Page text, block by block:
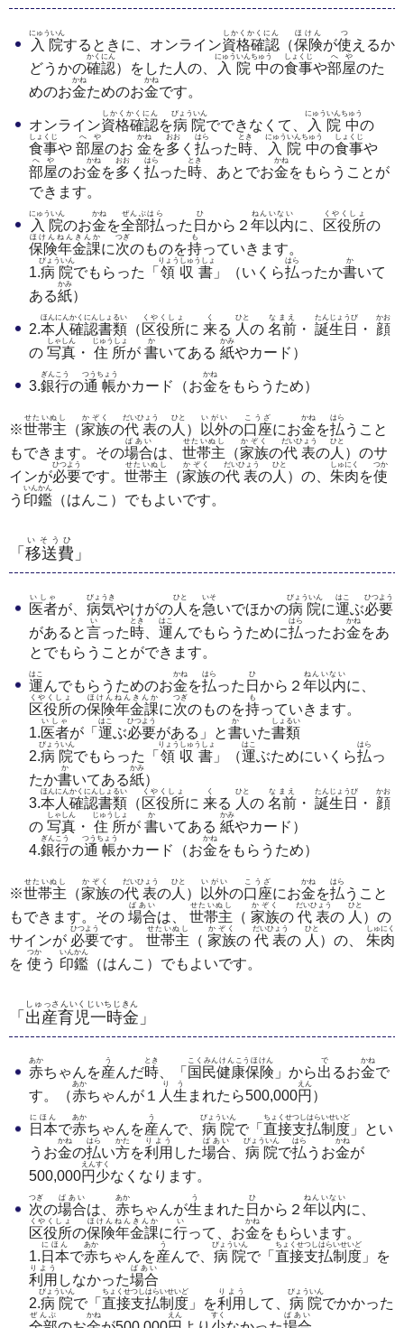
入院
にゅういん
するときに、オンライン資格確認
しかくかくにん
（保険
ほけん
が使
つ
えるか
どうかの確認
かくにん
）をした人の、 入院中
にゅういんちゅう
の食事
しょくじ
や部屋
へや
のた
めのお金
かね
ためのお金
かね
です。
オンライン資格確認
しかくかくにん
を病院
びょういん
でできなくて、 入院中
にゅういんちゅう
の
食事
しょくじ
や 部屋
へや
のお 金
かね
を多
おお
く 払
はら
った時
とき
入院中
にゅういんちゅう
の食事
しょくじ
や
部屋
へや
のお金
かね
を多
おお
く 払
はら
った時
とき
、あとでお金
かね
をもらうことが
できます。
入院
にゅういん
のお金
かね
を全部払
ぜんぶはら
った 日
ひ
から２ 年以内
ねんいない
に、 区役所
くやくしょ
の
保険年金課
ほけんねんきんか
に次
つぎ
のものを持
も
っていきます。
1.病院
びょういん
でもらった「 領収書
りょうしゅうしょ
」（いくら払
はら
ったか書
か
いて
ある紙
かみ
）
2.本人確認書類
ほんにんかくにんしょるい
（ 区役所
くやくしょ
に 来
く
る 人
ひと
の 名前
なまえ
・ 誕生日
たんじょうび
・ 顔
かお
の 写真
しゃしん
・ 住所
じゅうしょ
が 書
か
いてある 紙
かみ
やカード）
3.銀行
ぎんこう
の通帳
つうちょう
かカード（お金
かね
をもらうため）
※世帯主
せたいぬし
（家族
かぞく
の代表
だいひょう
の人
ひと
） 以外
いがい
の口座
こうざ
にお金
かね
を払
はら
うこと
もできます。その場合
ばあい
は、 世帯主
せたいぬし
（家族
かぞく
の代表
だいひょう
の人
ひと
）のサ
インが必要
ひつよう
です。 世帯主
せたいぬし
（家族
かぞく
の代表
だいひょう
の人
ひと
）の、 朱肉
しゅにく
を使
つか
う 印鑑
いんかん
（はんこ）でもよいです。
「 移送費
いそうひ
」
医者
いしゃ
が、 病気
びょうき
やけがの人
ひと
を急
いそ
いでほかの病院
びょういん
に運
はこ
ぶ必要
ひつよう
があると言
い
った時
とき
運
はこ
んでもらうために払
はら
ったお金
かね
をあ
とでもらうことができます。
運
はこ
んでもらうためのお金
かね
を払
はら
った 日
ひ
から２ 年以内
ねんいない
に、
区役所
くやくしょ
の保険年金課
ほけんねんきんか
に次
つぎ
のものを持
も
っていきます。
1.医者
いしゃ
が「 運
はこ
ぶ必要
ひつよう
がある」と書
か
いた書類
しょるい
2.病院
びょういん
でもらった「 領収書
りょうしゅうしょ
」（運
はこ
ぶためにいくら払
はら
っ
たか書
か
いてある紙
かみ
）
3.本人確認書類
ほんにんかくにんしょるい
（ 区役所
くやくしょ
に 来
く
る 人
ひと
の 名前
なまえ
・ 誕生日
たんじょうび
・ 顔
かお
の 写真
しゃしん
・ 住所
じゅうしょ
が 書
か
いてある 紙
かみ
やカード）
4.銀行
ぎんこう
の通帳
つうちょう
かカード（お金
かね
をもらうため）
※世帯主
せたいぬし
（家族
かぞく
の代表
だいひょう
の人
ひと
） 以外
いがい
の口座
こうざ
にお金
かね
を払
はら
うこと
もできます。その 場合
ばあい
は、 世帯主
せたいぬし
（ 家族
かぞく
の 代表
だいひょう
の 人
ひと
）の
サインが 必要
ひつよう
です。 世帯主
せたいぬし
（ 家族
かぞく
の 代表
だいひょう
の 人
ひと
）の、 朱肉
しゅにく
を 使
つか
う 印鑑
いんかん
（はんこ）でもよいです。
「 出産育児一時金
しゅっさんいくじいちじきん
」
赤
あか
ちゃんを産
う
んだ時
とき
、「 国民健康保険
こくみんけんこうほけん
」から出
で
るお金
かね
で
す。（赤
あか
ちゃんが１ 人生
りう
まれたら500,000円
えん
）
日本
にほん
で赤
あか
ちゃんを産
う
んで、 病院
びょういん
で「 直接支払制度
ちょくせつしはらいせいど
」とい
うお金
かね
の払
はら
い方
かた
を利用
りよう
した場合
ばあい
、 病院
びょういん
で払
はら
うお金
かね
が
500,000円少
えんすく
なくなります。
次
つぎ
の場合
ばあい
は、 赤
あか
ちゃんが生
う
まれた 日
ひ
から２ 年以内
ねんいない
に、
区役所
くやくしょ
の保険年金課
ほけんねんきんか
に行
い
って、お金
かね
をもらいます。
1. 日本
にほん
で赤
あか
ちゃんを産
う
んで、 病院
びょういん
で「 直接支払制度
ちょくせつしはらいせいど
」を
利用
りよう
しなかった場合
ばあい
2.病院
びょういん
で「 直接支払制度
ちょくせつしはらいせいど
」を利用
りよう
して、 病院
びょういん
でかかった
ぜんぶ かね えん すく ばあい